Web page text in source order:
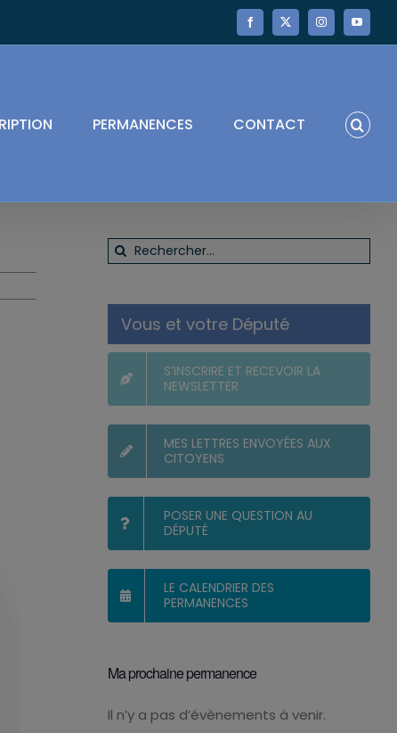
Facebook
X InstagramYouTube
PERMANENCES CONTACT
Rechercher:
Vous et votre Député
S’INSCRIRE ET RECEVOIR LA
NEWSLETTER
MES LETTRES ENVOYÉES AUX
CITOYENS
POSER UNE QUESTION AU
DÉPUTÉ
LE CALENDRIER DES
PERMANENCES
Ma prochaine permanence
Notice
Il n’y a pas d’évènements à venir.